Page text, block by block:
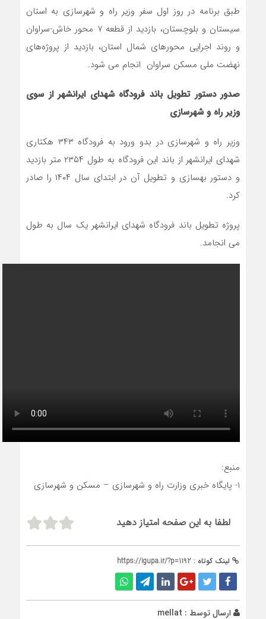
طبق برنامه در روز اول سفر وزیر راه و شهرسازی به استان
سیستان و بلوچستان، بازدید از قطعه ۷ محور خاش-سراوان
و روند اجرایی محورهای شمال استان، بازدید از پروژه‌های
نهضت ملی مسکن سراوان انجام می شود.
صدور دستور تطویل باند فرودگاه شهدای ایرانشهر از سوی
وزیر راه و شهرسازی
وزیر راه و شهرسازی در بدو ورود به فرودگاه ۳۴۳ هکتاری
شهدای ایرانشهر از باند این فرودگاه به طول ۲۳۵۴ متر بازدید
و دستور بهسازی و تطویل آن در ابتدای سال ۱۴۰۴ را صادر
کرد.
پروژه تطویل باند فرودگاه شهدای ایرانشهر یک سال به طول
می انجامد.
منبع:
1- پایگاه خبری وزارت راه و شهرسازی – مسکن و شهرسازی
لطفا به این صفحه امتیاز دهید
لینک کوتاه : https://igupa.ir/?p=1192
ارسال توسط : mellat